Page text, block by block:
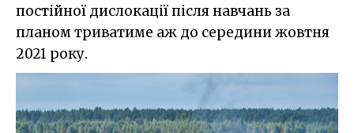
постійної дислокації після навчань за
планом триватиме аж до середини жовтня
2021 року.